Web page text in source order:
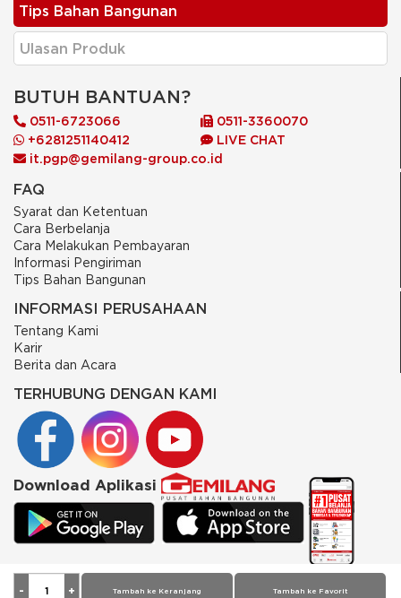
Tambah ke Keranjang Tambah ke Favorit
Tips Bahan Bangunan
Ulasan Produk
BUTUH BANTUAN?
0511-6723066
0511-3360070
+6281251140412
LIVE CHAT
it.pgp@gemilang-group.co.id
FAQ
Syarat dan Ketentuan
Cara Berbelanja
Cara Melakukan Pembayaran
Informasi Pengiriman
Tips Bahan Bangunan
INFORMASI PERUSAHAAN
Tentang Kami
Karir
Berita dan Acara
TERHUBUNG DENGAN KAMI
Download Aplikasi
© 2026 PT Putra Gemilang Prima. All rights reserved